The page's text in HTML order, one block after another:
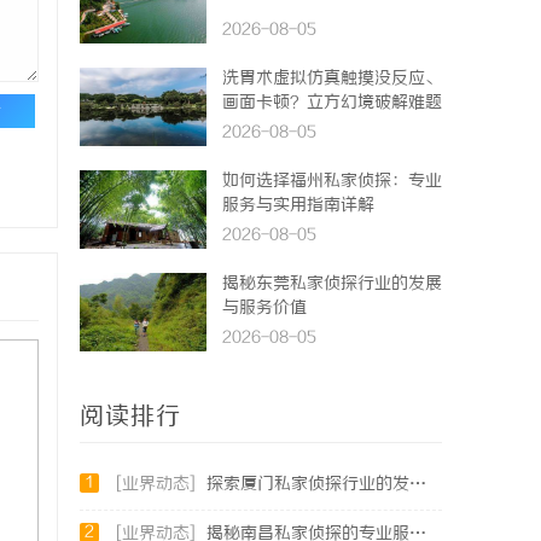
2026-08-05
洗胃术虚拟仿真触摸没反应、
画面卡顿？立方幻境破解难题
2026-08-05
如何选择福州私家侦探：专业
服务与实用指南详解
2026-08-05
揭秘东莞私家侦探行业的发展
与服务价值
2026-08-05
阅读排行
1 [业界动态] 探索厦门私家侦探行业的发展与应用全景
2 [业界动态] 揭秘南昌私家侦探的专业服务与行业现状全面解析